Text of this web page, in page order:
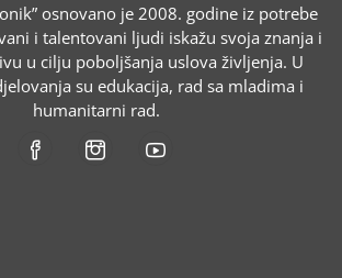
osnovano je 2008. godine iz potrebe
i talentovani ljudi iskažu svoja znanja i
u cilju poboljšanja uslova življenja. U
su edukacija, rad sa mladima i
humanitarni rad.